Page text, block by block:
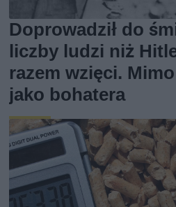
Doprowadził do
liczby ludzi niż
razem wzięci.
jako bohatera